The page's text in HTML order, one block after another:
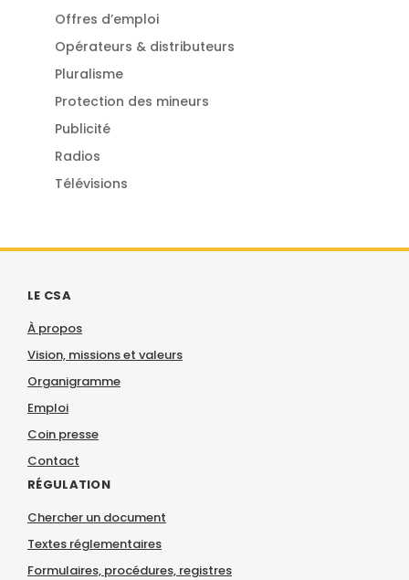
Offres d’emploi
Opérateurs & distributeurs
Pluralisme
Protection des mineurs
Publicité
Radios
Télévisions
LE CSA
À propos
Vision, missions et valeurs
Organigramme
Emploi
Coin presse
Contact
RÉGULATION
Chercher un document
Textes réglementaires
Formulaires, procédures, registres